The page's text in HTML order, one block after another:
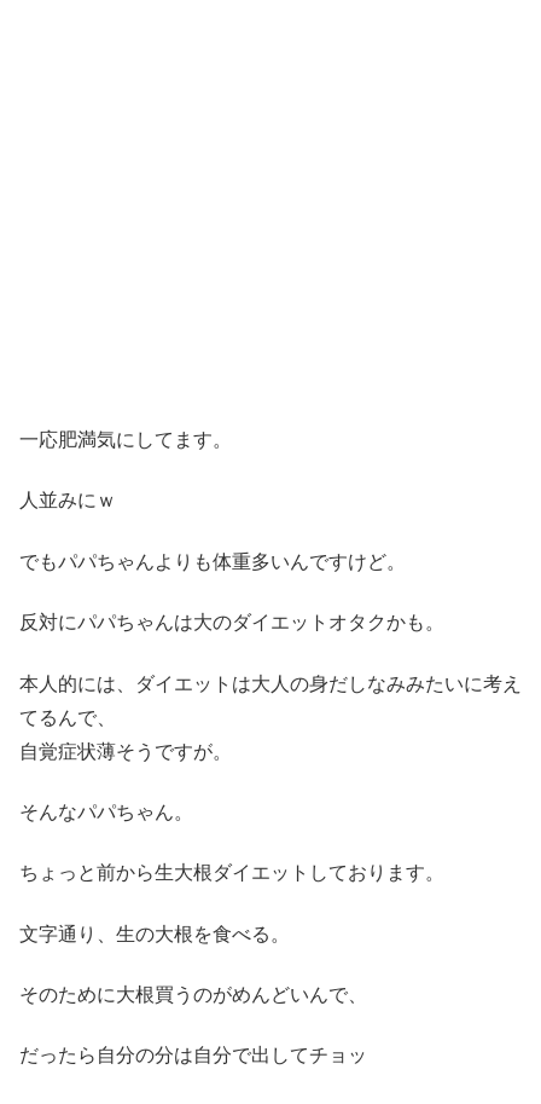
一応肥満気にしてます。
人並みにｗ
でもパパちゃんよりも体重多いんですけど。
反対にパパちゃんは大のダイエットオタクかも。
本人的には、ダイエットは大人の身だしなみみたいに考え
てるんで、
自覚症状薄そうですが。
そんなパパちゃん。
ちょっと前から生大根ダイエットしております。
文字通り、生の大根を食べる。
そのために大根買うのがめんどいんで、
だったら自分の分は自分で出してチョッ